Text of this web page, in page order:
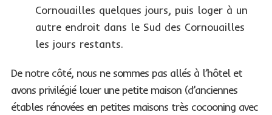
Cornouailles quelques jours, puis loger à un
autre endroit dans le Sud des Cornouailles
les jours restants.
De notre côté, nous ne sommes pas allés à l’hôtel et
avons privilégié louer une petite maison (d’anciennes
étables rénovées en petites maisons très cocooning avec